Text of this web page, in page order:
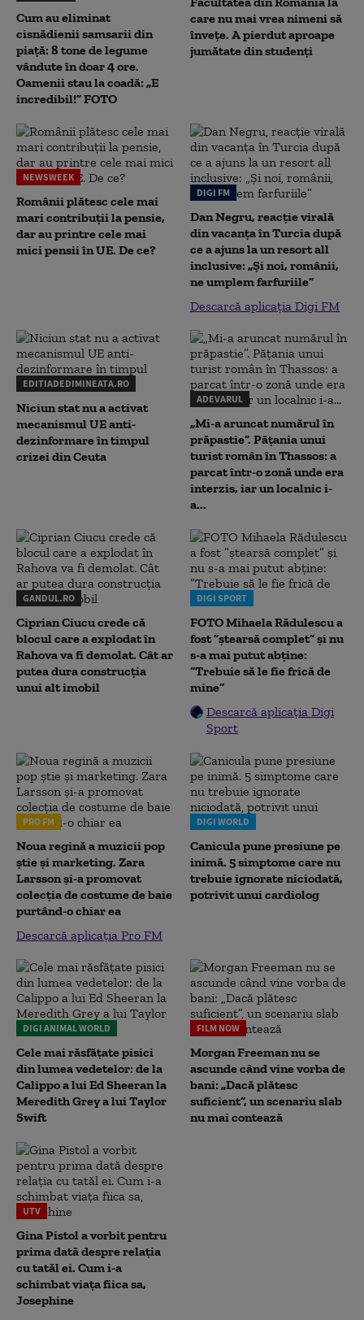
Cum au eliminat
cisnădienii samsarii din
piață: 8 tone de legume
vândute în doar 4 ore.
Oamenii stau la coadă: „E
incredibil!” FOTO
care nu mai vrea nimeni să
înveţe. A pierdut aproape
jumătate din studenţi
NEWSWEEK
Românii plătesc cele mai
mari contribuții la pensie,
dar au printre cele mai
mici pensii în UE. De ce?
DIGI FM
Dan Negru, reacție virală
din vacanța în Turcia după
ce a ajuns la un resort all
inclusive: „Și noi, românii,
ne umplem farfuriile”
Descarcă aplicația Digi FM
EDITIADEDIMINEATA.RO
Niciun stat nu a activat
mecanismul UE anti-
dezinformare în timpul
crizei din Ceuta
ADEVARUL
„Mi-a aruncat numărul în
prăpastie”. Pățania unui
turist român în Thassos: a
parcat într-o zonă unde era
interzis, iar un localnic i-
a...
GANDUL.RO
Ciprian Ciucu crede că
blocul care a explodat în
Rahova va fi demolat. Cât ar
putea dura construcția
unui alt imobil
DIGI SPORT
FOTO Mihaela Rădulescu a
fost ”ștearsă complet” și nu
s-a mai putut abține:
”Trebuie să le fie frică de
mine”
Descarcă aplicația Digi
Sport
PRO FM
Noua regină a muzicii pop
știe și marketing. Zara
Larsson și-a promovat
colecția de costume de baie
purtând-o chiar ea
Descarcă aplicația Pro FM
DIGI WORLD
Canicula pune presiune pe
inimă. 5 simptome care nu
trebuie ignorate niciodată,
potrivit unui cardiolog
DIGI ANIMAL WORLD
Cele mai răsfățate pisici
din lumea vedetelor: de la
Calippo a lui Ed Sheeran la
Meredith Grey a lui Taylor
Swift
FILM NOW
Morgan Freeman nu se
ascunde când vine vorba de
bani: „Dacă plătesc
suficient”, un scenariu slab
nu mai contează
UTV
Gina Pistol a vorbit pentru
prima dată despre relația
cu tatăl ei. Cum i-a
schimbat viața fiica sa,
Josephine